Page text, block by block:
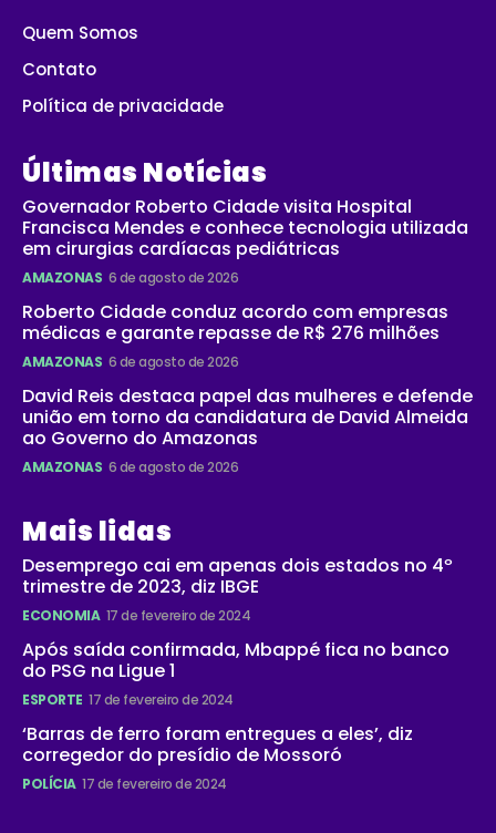
Quem Somos
Contato
Política de privacidade
Últimas Notícias
Governador Roberto Cidade visita Hospital
Francisca Mendes e conhece tecnologia utilizada
em cirurgias cardíacas pediátricas
AMAZONAS 6 de agosto de 2026
Roberto Cidade conduz acordo com empresas
médicas e garante repasse de R$ 276 milhões
AMAZONAS 6 de agosto de 2026
David Reis destaca papel das mulheres e defende
união em torno da candidatura de David Almeida
ao Governo do Amazonas
AMAZONAS 6 de agosto de 2026
Mais lidas
Desemprego cai em apenas dois estados no 4º
trimestre de 2023, diz IBGE
ECONOMIA 17 de fevereiro de 2024
Após saída confirmada, Mbappé fica no banco
do PSG na Ligue 1
ESPORTE 17 de fevereiro de 2024
‘Barras de ferro foram entregues a eles’, diz
corregedor do presídio de Mossoró
POLÍCIA 17 de fevereiro de 2024